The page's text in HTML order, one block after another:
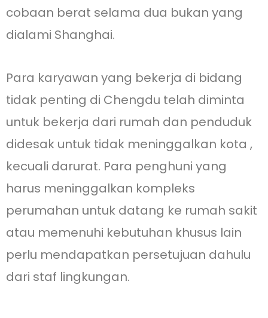
cobaan berat selama dua bukan yang
dialami Shanghai.
Para karyawan yang bekerja di bidang
tidak penting di Chengdu telah diminta
untuk bekerja dari rumah dan penduduk
didesak untuk tidak meninggalkan kota ,
kecuali darurat. Para penghuni yang
harus meninggalkan kompleks
perumahan untuk datang ke rumah sakit
atau memenuhi kebutuhan khusus lain
perlu mendapatkan persetujuan dahulu
dari staf lingkungan.